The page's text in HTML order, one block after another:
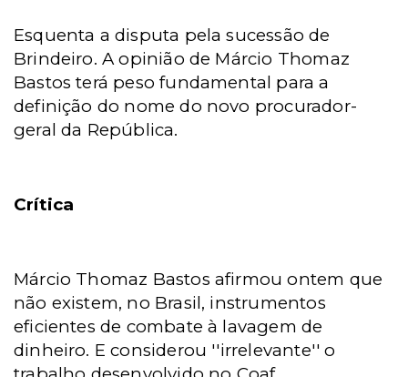
Esquenta a disputa pela sucessão de
Brindeiro. A opinião de Márcio Thomaz
Bastos terá peso fundamental para a
definição do nome do novo procurador-
geral da República.
Crítica
Márcio Thomaz Bastos afirmou ontem que
não existem, no Brasil, instrumentos
eficientes de combate à lavagem de
dinheiro. E considerou ''irrelevante'' o